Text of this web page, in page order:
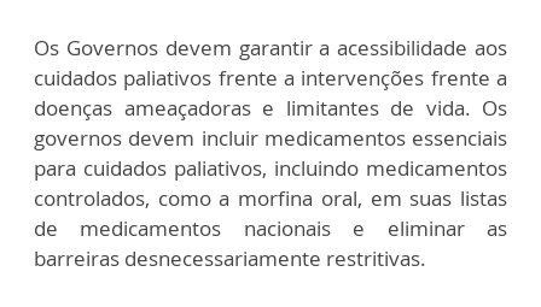
Os Governos devem garantir a acessibilidade aos
cuidados paliativos frente a intervenções frente a
doenças ameaçadoras e limitantes de vida. Os
governos devem incluir medicamentos essenciais
para cuidados paliativos, incluindo medicamentos
controlados, como a morfina oral, em suas listas
de medicamentos nacionais e eliminar as
barreiras desnecessariamente restritivas.